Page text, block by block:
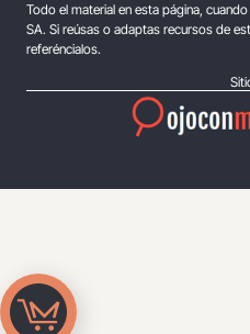
Todo el material en esta página,
SA. Si reúsas o adaptas recursos de
referéncialos.